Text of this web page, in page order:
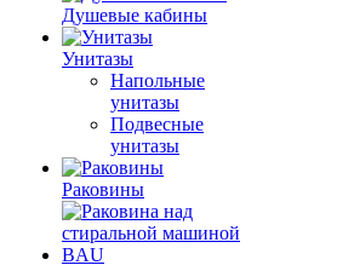
Душевые кабины
Унитазы
Напольные
унитазы
Подвесные
унитазы
Раковины